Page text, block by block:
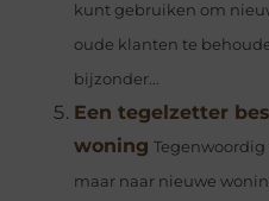
kunt gebruiken om
oude klanten te
bijzonder...
Een tegelzetter
woning
maar naar nieuwe